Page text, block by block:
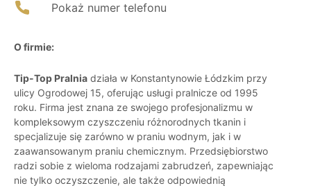
Pokaż numer telefonu
O firmie:
Tip-Top Pralnia działa w Konstantynowie Łódzkim przy
ulicy Ogrodowej 15, oferując usługi pralnicze od 1995
roku. Firma jest znana ze swojego profesjonalizmu w
kompleksowym czyszczeniu różnorodnych tkanin i
specjalizuje się zarówno w praniu wodnym, jak i w
zaawansowanym praniu chemicznym. Przedsiębiorstwo
radzi sobie z wieloma rodzajami zabrudzeń, zapewniając
nie tylko oczyszczenie, ale także odpowiednią